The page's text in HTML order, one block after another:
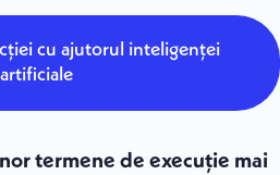
cu ajutorul inteligenței
artificiale
termene de execuție mai